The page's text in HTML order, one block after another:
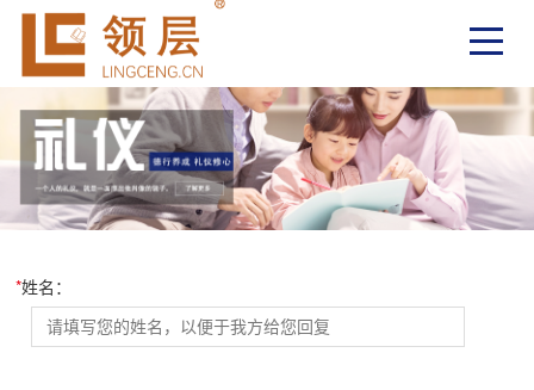
*姓名：